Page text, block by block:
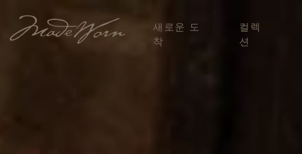
새로운 도
착
컬렉
션